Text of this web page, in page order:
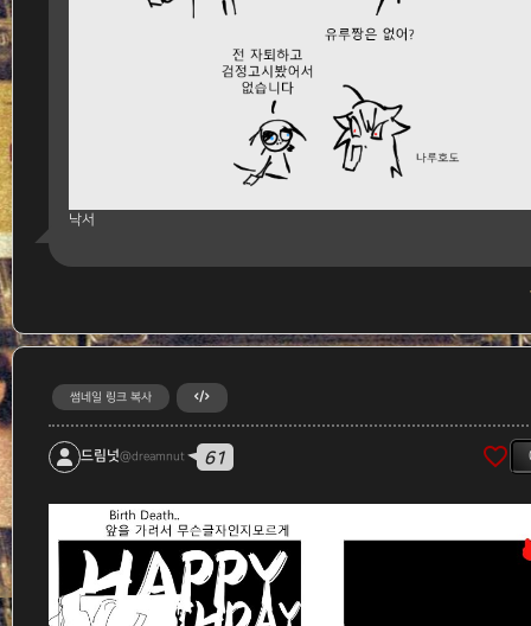
낙서
썸네일 링크 복사
드림넛@dreamnut 61 favorite_border